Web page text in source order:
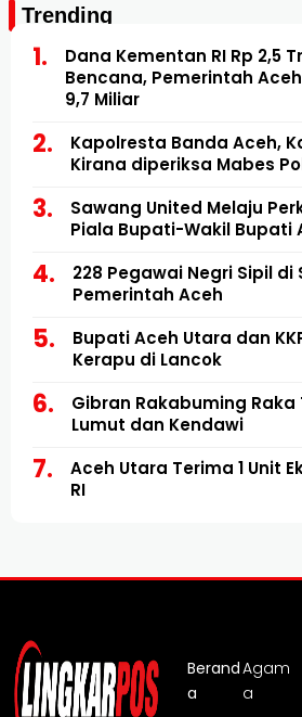
Trending
Dana Kementan RI Rp 2,5
Bencana, Pemerintah
9,7 Miliar
Kapolresta Banda Aceh,
Kirana diperiksa Mabes
Sawang United Melaju
Piala Bupati-Wakil Bupati
228 Pegawai Negri Sipil di
Pemerintah Aceh
Bupati Aceh Utara dan
Kerapu di Lancok
Gibran Rakabuming
Lumut dan Kendawi
Aceh Utara Terima 1 Unit
RI
Berand
a
Agam
a